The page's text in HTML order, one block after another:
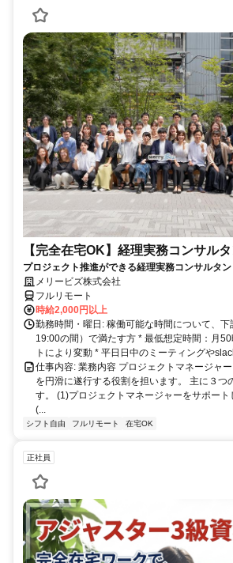
【完全在宅OK】経理実務コンサル
プロジェクト推進ができる経理実務コンサルタ
メリービズ株式会社
フルリモート
時給2,000円以上
勤務時間・曜日: 稼働可能な時間について、
19:00の間）で満たす方 * 最低想定時間：月
トにより変動 * 平日日中のミーティングや
仕事内容: 業務内容 プロジェクトマネージャ
を円滑に遂行する役割を担います。 主に３つ
す。 (1)プロジェクトマネージャーをサポー
(...
シフト自由 フルリモート 在宅OK
正社員